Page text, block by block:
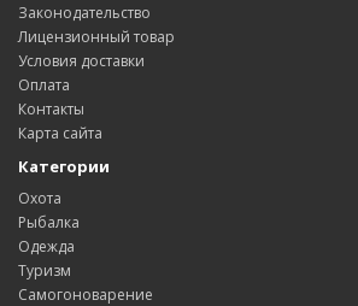
Законодательство
Лицензионный товар
Условия доставки
Оплата
Контакты
Карта сайта
Категории
Охота
Рыбалка
Одежда
Туризм
Самогоноварение